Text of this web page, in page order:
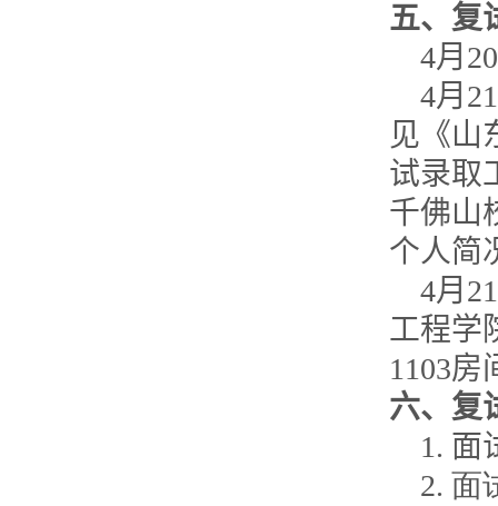
五、复
4月 20
4月 21
见《山
试录取
千佛山
个人简
4月 21
工程学
1103房
六、复
1. 面
2. 面